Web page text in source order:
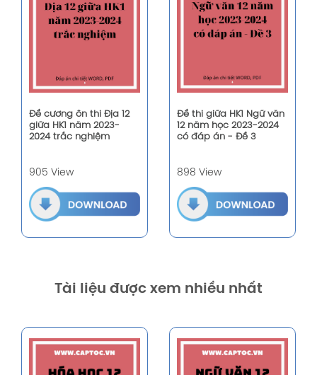
Đề cương ôn thi Địa 12
giữa HK1 năm 2023-
2024 trắc nghiệm
905 View
Đề thi giữa HK1 Ngữ văn
12 năm học 2023-2024
có đáp án - Đề 3
898 View
Tài liệu được xem nhiều nhất